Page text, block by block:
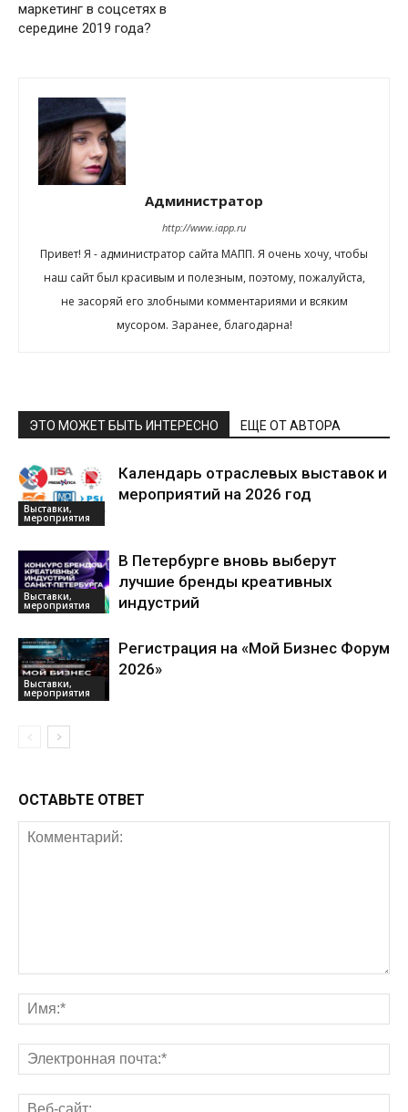
маркетинг в соцсетях в
середине 2019 года?
Администратор
http://www.iapp.ru
Привет! Я - администратор сайта МАПП. Я очень хочу, чтобы
наш сайт был красивым и полезным, поэтому, пожалуйста,
не засоряй его злобными комментариями и всяким
мусором. Заранее, благодарна!
ЭТО МОЖЕТ БЫТЬ ИНТЕРЕСНО ЕЩЕ ОТ АВТОРА
Выставки,
мероприятия
Календарь отраслевых выставок и
мероприятий на 2026 год
Выставки,
мероприятия
В Петербурге вновь выберут
лучшие бренды креативных
индустрий
Выставки,
мероприятия
Регистрация на «Мой Бизнес Форум
2026»
ОСТАВЬТЕ ОТВЕТ